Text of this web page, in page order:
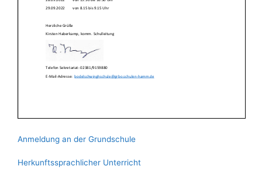
Anmeldung an der Grundschule
Herkunftssprachlicher Unterricht